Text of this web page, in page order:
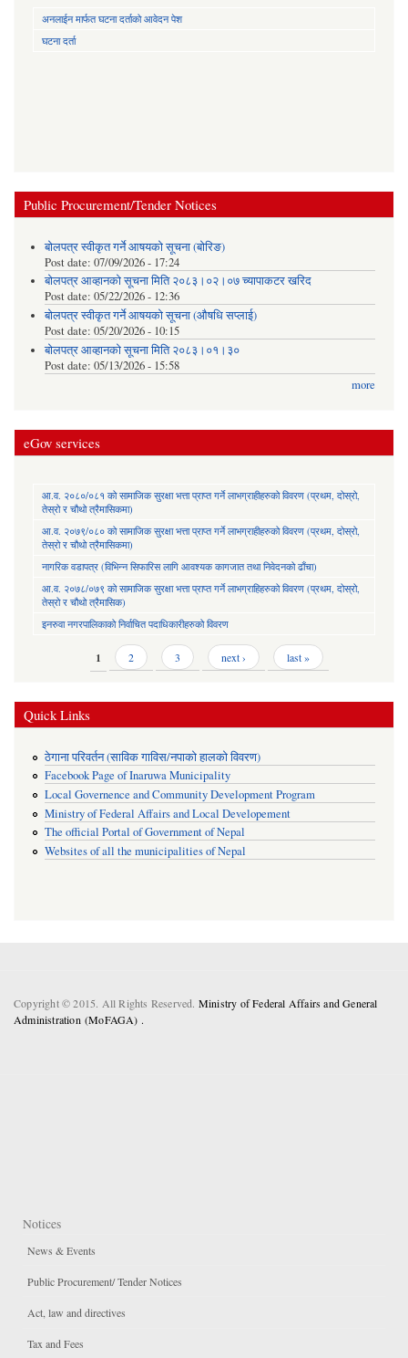
अनलाईन मार्फत घटना दर्ताको आवेदन पेश
घटना दर्ता
Public Procurement/Tender Notices
बोलपत्र स्वीकृत गर्ने आषयको सूचना (बोरिङ)
Post date: 07/09/2026 - 17:24
बोलपत्र आव्हानको सूचना मिति २०८३।०२।०७ च्यापाकटर खरिद
Post date: 05/22/2026 - 12:36
बोलपत्र स्वीकृत गर्ने आषयको सूचना (औषधि सप्लाई)
Post date: 05/20/2026 - 10:15
बोलपत्र आव्हानको सूचना मिति २०८३।०१।३०
Post date: 05/13/2026 - 15:58
more
eGov services
आ.व. २०८०/०८१ को सामाजिक सुरक्षा भत्ता प्राप्त गर्ने लाभग्राहीहरुको विवरण (प्रथम, दोस्रो,
तेस्रो र चौथो त्रैमासिकमा)
आ.व. २०७९/०८० को सामाजिक सुरक्षा भत्ता प्राप्त गर्ने लाभग्राहीहरुको विवरण (प्रथम, दोस्रो,
तेस्रो र चौथो त्रैमासिकमा)
नागरिक वडापत्र (विभिन्न सिफारिस लागि आवश्यक कागजात तथा निवेदनको ढाँचा)
आ.व. २०७८/०७९ को सामाजिक सुरक्षा भत्ता प्राप्त गर्ने लाभग्राहिहरुको विवरण (प्रथम, दोस्रो,
तेस्रो र चौथो त्रैमासिक)
इनरुवा नगरपालिकाको निर्वाचित पदाधिकारीहरुको विवरण
1 2 3 next › last »
Quick Links
ठेगाना परिवर्तन (साविक गाविस/नपाको हालको विवरण)
Facebook Page of Inaruwa Municipality
Local Governence and Community Development Program
Ministry of Federal Affairs and Local Developement
The official Portal of Government of Nepal
Websites of all the municipalities of Nepal
Copyright © 2015. All Rights Reserved. Ministry of Federal Affairs and General
Administration (MoFAGA) .
Notices
News & Events
Public Procurement/ Tender Notices
Act, law and directives
Tax and Fees